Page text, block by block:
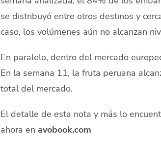
se distribuyó entre otros destinos y
caso, los volúmenes aún no alcanzan
En paralelo, dentro del mercado
En la semana 11, la fruta peruana
total del mercado.
El detalle de esta nota y más lo
ahora en avobook.com